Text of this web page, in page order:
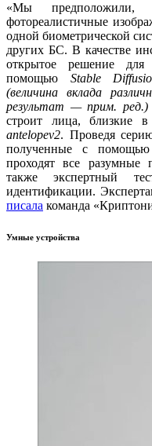
«Мы предположили,
фотореалистичные
одной биометрической
других БС. В качестве
открытое решение
помощью Stable
(величина вклада
результат — прим. ред.)
строит лица, близкие в
antelopev2. Проведя
полученные с помощью
проходят все разумные
также экспертный
идентификации.
писала команда
Умные устройства